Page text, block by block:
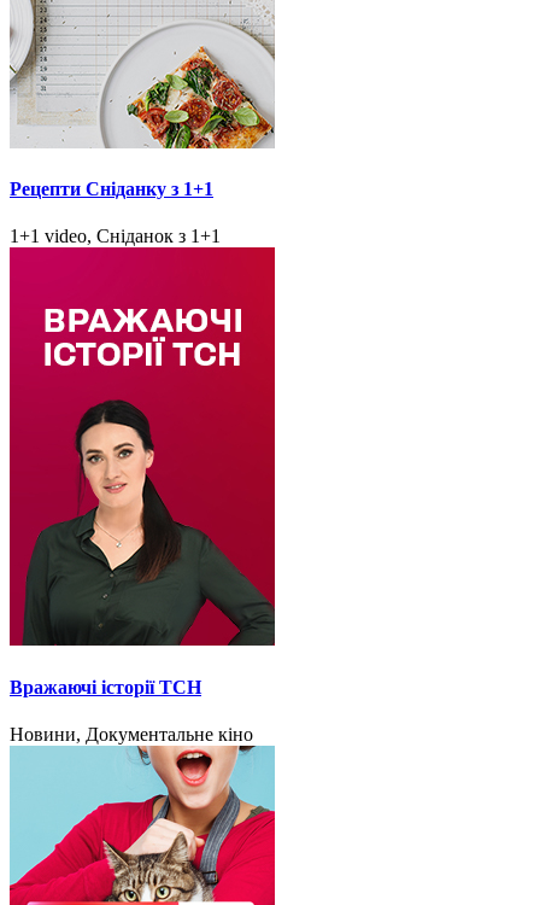
Рецепти Сніданку з 1+1
1+1 video, Сніданок з 1+1
Вражаючі історії ТСН
Новини, Документальне кіно